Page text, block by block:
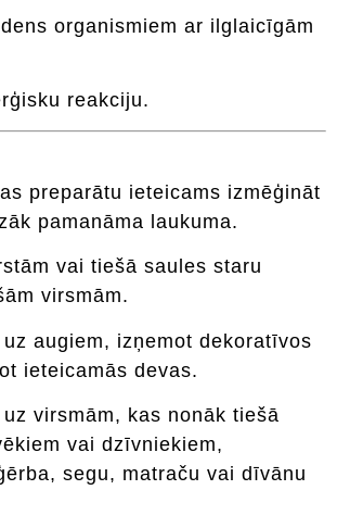
organismiem ar ilglaicīgām
reakciju.
preparātu ieteicams izmēģināt
pamanāma laukuma.
vai tiešā saules staru
virsmām.
augiem, izņemot dekoratīvos
ieteicamās devas.
virsmām, kas nonāk tiešā
vai dzīvniekiem,
segu, matraču vai dīvānu